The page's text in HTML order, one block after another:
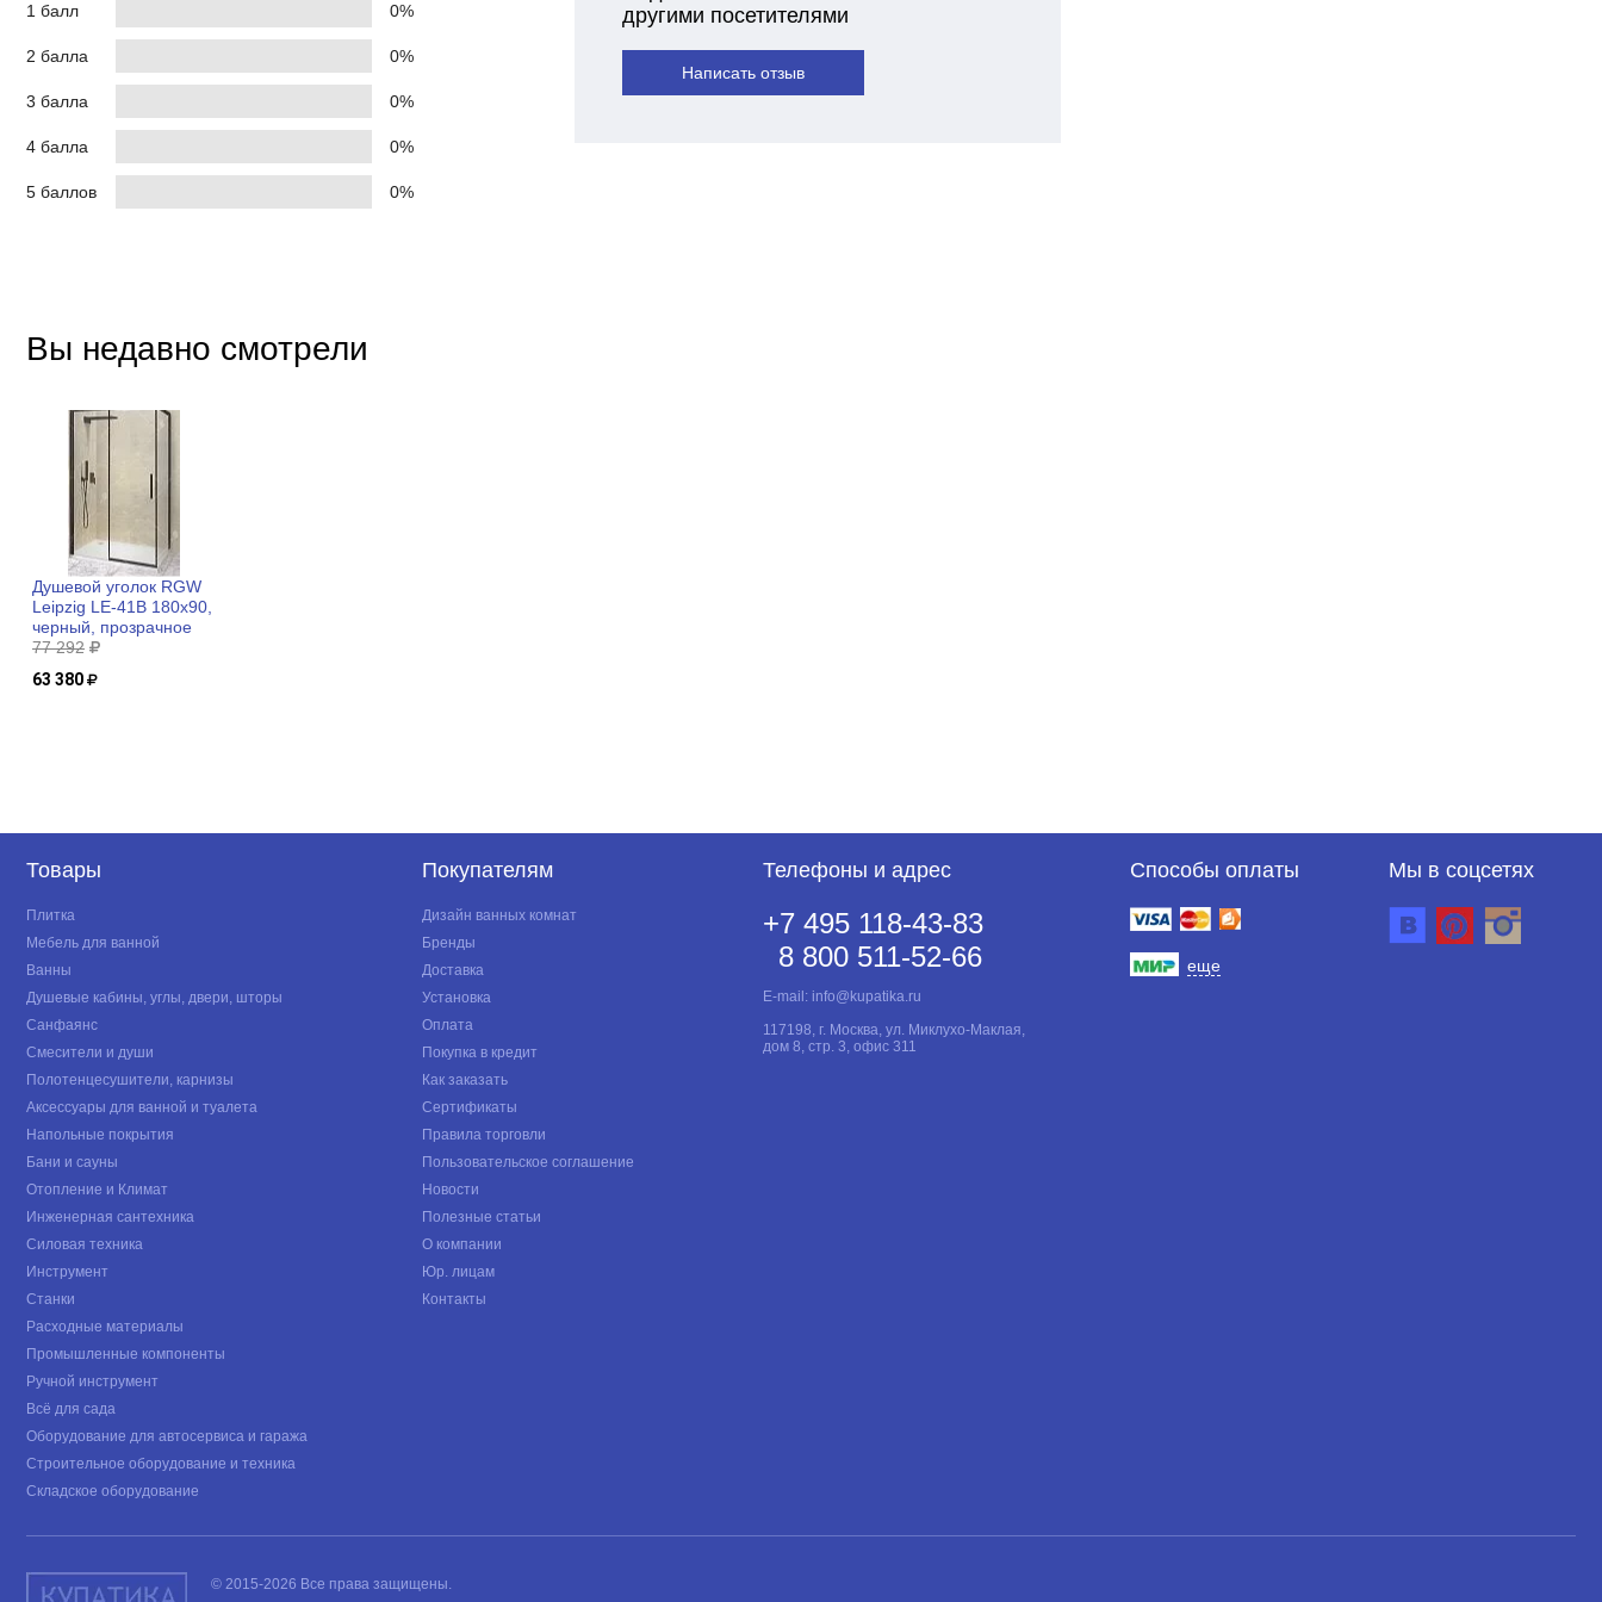
Входной разъем
Дополнительные порты
USB/RS-232
Количество розеток, шт
Режим байпас
Технология
Прочие
Габариты без упаковки, мм
Степень защиты
Высота, мм
Глубина, мм
Температура хранения, °С
Температура эксплуатации, °С
Ширина, мм
1 балл 0%
2 балла 0%
3 балла 0%
4 балла 0%
5 баллов 0%
другими посетителями
Написать отзыв
Вы недавно смотрели
Душевой уголок RGW
Leipzig LE-41B 180x90,
черный, прозрачное
77 292
63 380
Товары
Плитка
Мебель для ванной
Ванны
Душевые кабины, углы, двери, шторы
Санфаянс
Смесители и души
Полотенцесушители, карнизы
Аксессуары для ванной и туалета
Напольные покрытия
Бани и сауны
Отопление и Климат
Инженерная сантехника
Силовая техника
Инструмент
Станки
Расходные материалы
Промышленные компоненты
Ручной инструмент
Всё для сада
Оборудование для автосервиса и гаража
Строительное оборудование и техника
Складское оборудование
Покупателям
Дизайн ванных комнат
Бренды
Доставка
Установка
Оплата
Покупка в кредит
Как заказать
Сертификаты
Правила торговли
Пользовательское соглашение
Новости
Полезные статьи
О компании
Юр. лицам
Контакты
Телефоны и адрес
+7 495 118-43-83
8 800 511-52-66
E-mail: info@kupatika.ru
117198, г. Москва, ул. Миклухо-Маклая,
дом 8, стр. 3, офис 311
Способы оплаты
еще
Мы в соцсетях
© 2015-2026 Все права защищены.